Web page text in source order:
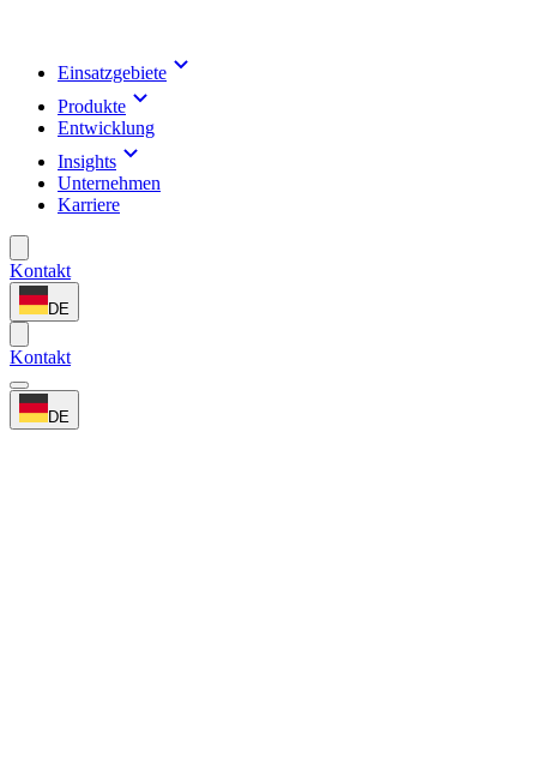
Einsatzgebiete
Produkte
Entwicklung
Insights
Unternehmen
Karriere
Kontakt
DE
Kontakt
DE